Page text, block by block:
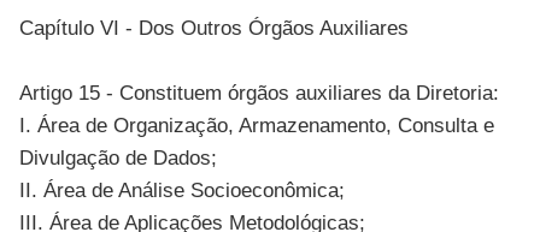
Capítulo VI - Dos Outros Órgãos Auxiliares
Artigo 15 - Constituem órgãos auxiliares da Diretoria:
I. Área de Organização, Armazenamento, Consulta e
Divulgação de Dados;
II. Área de Análise Socioeconômica;
III. Área de Aplicações Metodológicas;